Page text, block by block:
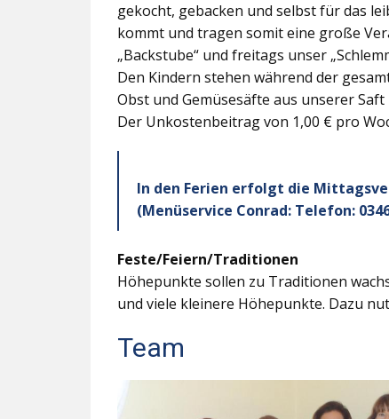
gekocht, gebacken und selbst für das
kommt und tragen somit eine große
„Backstube“ und freitags unser
Den Kindern stehen während der
Obst und Gemüsesäfte aus unserer Saft
Der Unkostenbeitrag von 1,00 € pro
In den Ferien erfolgt die
(Menüservice Conrad: Telefon:
Feste/Feiern/Traditionen
Höhepunkte sollen zu Traditionen
und viele kleinere Höhepunkte. Dazu
Team